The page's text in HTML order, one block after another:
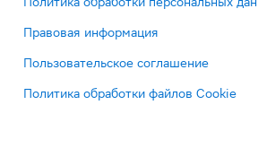
Правовая информация
Пользовательское соглашение
Политика обработки файлов Cookie